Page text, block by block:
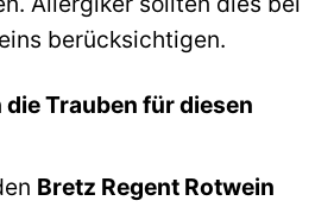
berücksichtigen.
Trauben für diesen
Bretz Regent Rotwein